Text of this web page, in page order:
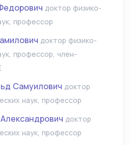
доктор физико-
профессор
доктор физико-
профессор, член-
Самуилович доктор
наук, профессор
доктор
наук, профессор